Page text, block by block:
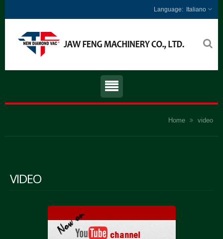
Italiano
Home video
VIDEO